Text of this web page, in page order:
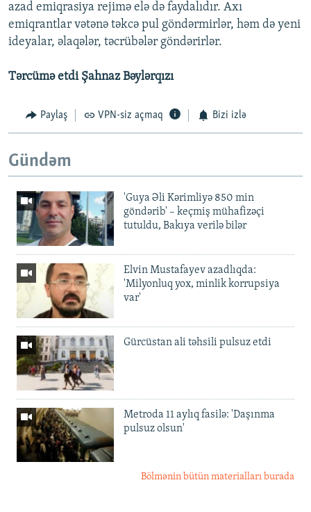
azad emiqrasiya rejimə elə də faydalıdır. Axı
emiqrantlar vətənə təkcə pul göndərmirlər, həm də yeni
ideyalar, əlaqələr, təcrübələr göndərirlər.
Tərcümə etdi Şahnaz Bəylərqızı
Paylaş VPN-siz açmaq Bizi izlə
Gündəm
'Guya Əli Kərimliyə 850 min
göndərib' – keçmiş mühafizəçi
tutuldu, Bakıya verilə bilər
Elvin Mustafayev azadlıqda:
'Milyonluq yox, minlik korrupsiya
var'
Gürcüstan ali təhsili pulsuz etdi
Metroda 11 aylıq fasilə: 'Daşınma
pulsuz olsun'
Bölmənin bütün materialları burada